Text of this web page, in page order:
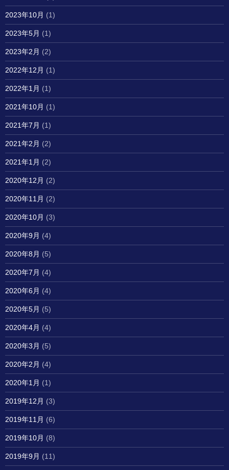
2023年10月 (1)
2023年5月 (1)
2023年2月 (2)
2022年12月 (1)
2022年1月 (1)
2021年10月 (1)
2021年7月 (1)
2021年2月 (2)
2021年1月 (2)
2020年12月 (2)
2020年11月 (2)
2020年10月 (3)
2020年9月 (4)
2020年8月 (5)
2020年7月 (4)
2020年6月 (4)
2020年5月 (5)
2020年4月 (4)
2020年3月 (5)
2020年2月 (4)
2020年1月 (1)
2019年12月 (3)
2019年11月 (6)
2019年10月 (8)
2019年9月 (11)